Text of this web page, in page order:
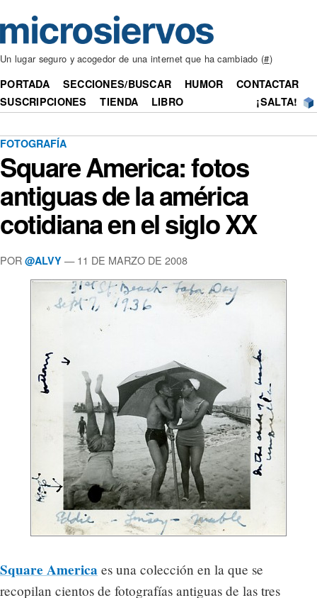
Un lugar seguro y acogedor de una internet que ha cambiado (#)
PORTADA SECCIONES/BUSCAR HUMOR
CONTACTAR
SUSCRIPCIONES
TIENDA LIBRO ¡SALTA!
FOTOGRAFÍA
Square America: fotos
antiguas de la américa
cotidiana en el siglo XX
POR @ALVY — 11 DE MARZO DE 2008
Square America es una colección en la que se
recopilan cientos de fotografías antiguas de las tres